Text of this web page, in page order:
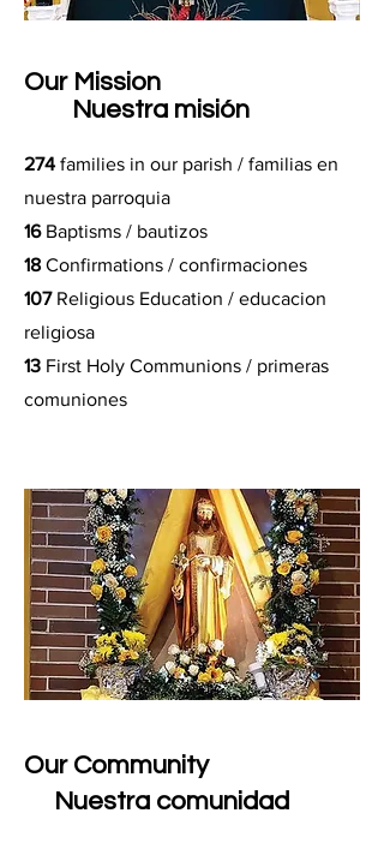
Our Mission
Nuestra misión
274 families in our parish / familias en
nuestra parroquia
16Baptisms / bautizos
18 Confirmations / confirmaciones
107Religious Education / educacion
religiosa
13 First Holy Communions / primeras
comuniones
Our Community
Nuestra comunidad